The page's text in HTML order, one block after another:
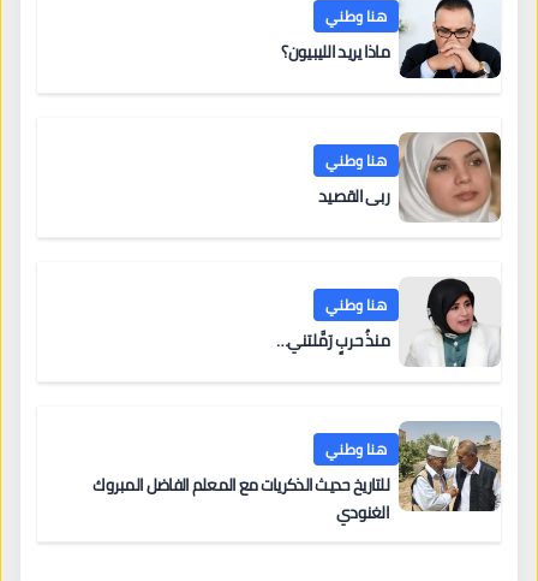
هنا وطني
ماذا يريد الليبيون؟
هنا وطني
ربى القصيد
هنا وطني
منذُ حربٍ رَمَّلتني…
هنا وطني
للتاريخ حديث الذكريات مع المعلم الفاضل المبروك
الغنودي